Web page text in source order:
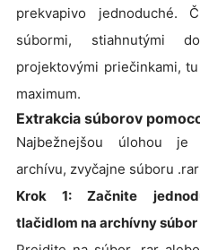
prekvapivo jednoduché.
súbormi, stiahnutými
projektovými priečinkami,
maximum.
Extrakcia súborov
Najbežnejšou úlohou je
archívu, zvyčajne súboru
Krok 1: Začnite
tlačidlom na archívny súbor